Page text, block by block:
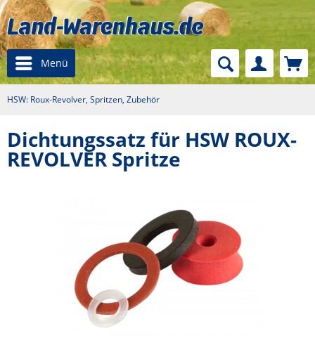
Menü
HSW: Roux-Revolver, Spritzen, Zubehör
Dichtungssatz für HSW ROUX-
REVOLVER Spritze